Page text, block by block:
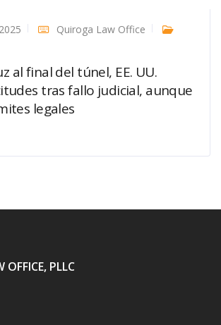
Quiroga Law Office
al final del túnel, EE. UU.
tras fallo judicial, aunque
legales
OFFICE, PLLC